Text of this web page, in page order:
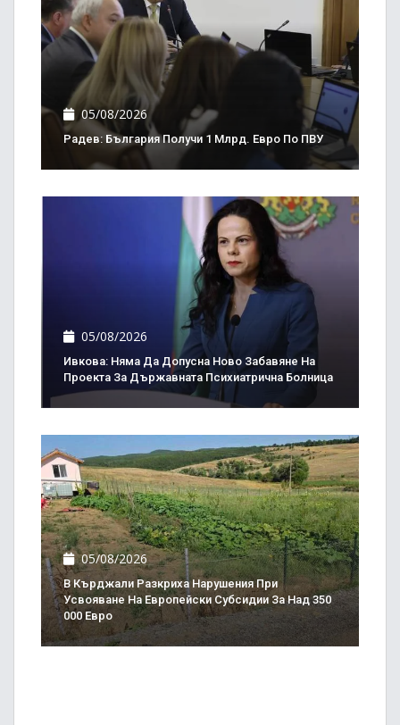
05/08/2026
Радев: България Получи 1 Млрд. Евро По ПВУ
05/08/2026
Ивкова: Няма Да Допусна Ново Забавяне На
Проекта За Държавната Психиатрична Болница
05/08/2026
В Кърджали Разкриха Нарушения При
Усвояване На Европейски Субсидии За Над 350
000 Евро